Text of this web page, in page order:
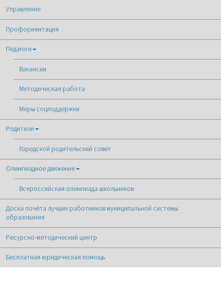
Управление
Профориентация
Педагоги
Вакансии
Методическая работа
Меры соцподдержки
Родители
Городской родительский совет
Олимпиадное движение
Всероссийская олимпиада школьников
Доска почёта лучших работников муниципальной системы
образования
Ресурсно-методический центр
Бесплатная юридическая помощь